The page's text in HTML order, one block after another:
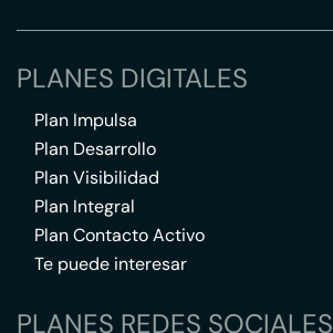
PLANES DIGITALES
Plan Impulsa
Plan Desarrollo
Plan Visibilidad
Plan Integral
Plan Contacto Activo
Te puede interesar
PLANES REDES SOCIALES